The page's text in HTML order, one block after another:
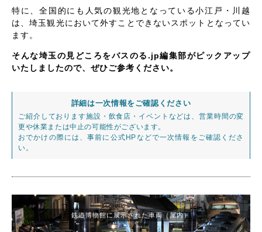
特に、全国的にも人気の観光地となっている小江戸・川越
は、埼玉観光において外すことできないスポットとなってい
ます。
そんな埼玉の見どころをバスのる.jp編集部がピックアップ
いたしましたので、ぜひご参考ください。
詳細は一次情報をご確認ください
ご紹介しております施設・飲食店・イベントなどは、営業時間の変
更や休業または中止の可能性がございます。
おでかけの際には、事前に公式HPなどで一次情報をご確認くださ
い。
鉄道博物館に展示された車両（屋内）